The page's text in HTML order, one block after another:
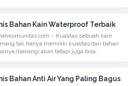
Bahan Kain Waterproof Terbaik
– Kualitas sebuah kain
tak hanya memiliki kualitas dari bahan
(benang) akan tetapi juga bisa
Jaket, Mantel atau
Bahan Anti Air Yang Paling Bagus